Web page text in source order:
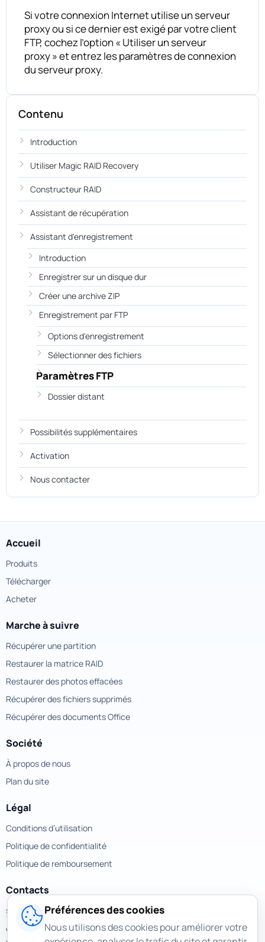
Si votre connexion Internet utilise un serveur
proxy ou si ce dernier est exigé par votre client
FTP, cochez l’option « Utiliser un serveur
proxy » et entrez les paramètres de connexion
du serveur proxy.
Contenu
Introduction
Utiliser Magic RAID Recovery
Constructeur RAID
Assistant de récupération
Assistant d'enregistrement
Introduction
Enregistrer sur un disque dur
Créer une archive ZIP
Enregistrement par FTP
Options d'enregistrement
Sélectionner des fichiers
Paramètres FTP
Dossier distant
Possibilités supplémentaires
Activation
Nous contacter
Accueil
Produits
Télécharger
Acheter
Marche à suivre
Récupérer une partition
Restaurer la matrice RAID
Restaurer des photos effacées
Récupérer des fichiers supprimés
Récupérer des documents Office
Société
À propos de nous
Plan du site
Légal
Conditions d’utilisation
Politique de confidentialité
Politique de remboursement
Contacts
support@magicuneraser.com
Velyka Vasylkivska street, 77a
Préférences des cookies
Nous utilisons des cookies pour améliorer votre